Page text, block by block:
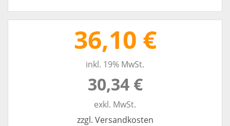
36,10 €
inkl. 19% MwSt.
30,34 €
exkl. MwSt.
zzgl. Versandkosten